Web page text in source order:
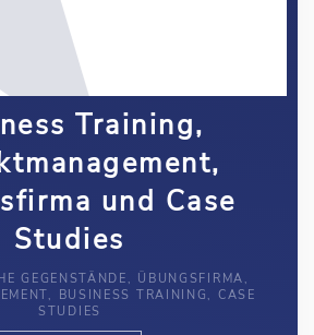
Training,
und Case
Studies
GEGENSTÄNDE, ÜBUNGSFIRMA,
BUSINESS TRAINING, CASE
STUDIES